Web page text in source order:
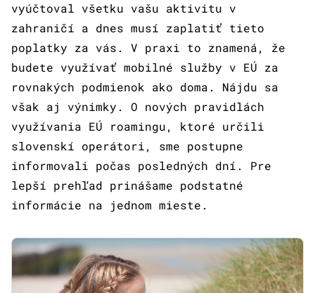
vyúčtoval všetku vašu aktivitu v
zahraničí a dnes musí zaplatiť tieto
poplatky za vás. V praxi to znamená, že
budete využívať mobilné služby v EÚ za
rovnakých podmienok ako doma. Nájdu sa
však aj výnimky. O nových pravidlách
využívania EÚ roamingu, ktoré určili
slovenskí operátori, sme postupne
informovali počas posledných dní. Pre
lepší prehľad prinášame podstatné
informácie na jednom mieste.